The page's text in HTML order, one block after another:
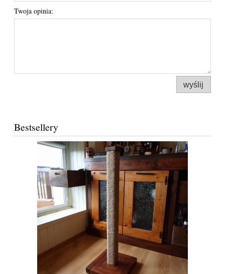
Twoja opinia:
wyślij
Bestsellery